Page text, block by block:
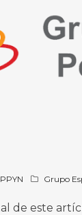
Grupo
de este